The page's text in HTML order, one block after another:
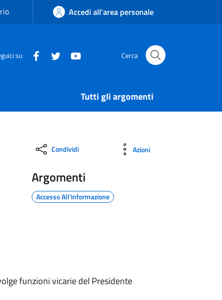
Accedi all'area personale
su Cerca
Tutti gli argomenti
Condividi Azioni
Argomenti
Accesso All'informazione
funzioni vicarie del Presidente